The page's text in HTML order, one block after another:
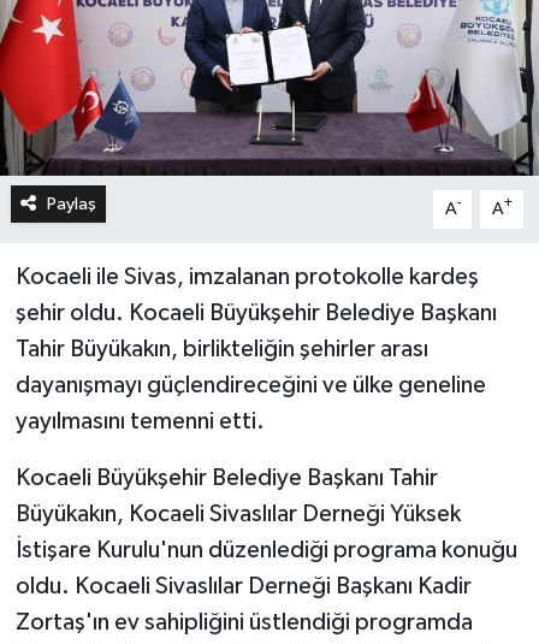
Paylaş A- A+
Kocaeli ile Sivas, imzalanan protokolle kardeş
şehir oldu. Kocaeli Büyükşehir Belediye Başkanı
Tahir Büyükakın, birlikteliğin şehirler arası
dayanışmayı güçlendireceğini ve ülke geneline
yayılmasını temenni etti.
Kocaeli Büyükşehir Belediye Başkanı Tahir
Büyükakın, Kocaeli Sivaslılar Derneği Yüksek
İstişare Kurulu'nun düzenlediği programa konuğu
oldu. Kocaeli Sivaslılar Derneği Başkanı Kadir
Zortaş'ın ev sahipliğini üstlendiği programda